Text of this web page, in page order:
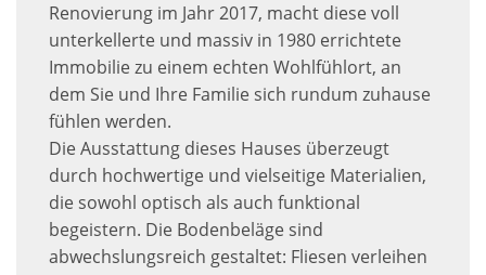
Renovierung im Jahr 2017, macht diese voll
unterkellerte und massiv in 1980 errichtete
Immobilie zu einem echten Wohlfühlort, an
dem Sie und Ihre Familie sich rundum zuhause
fühlen werden.
Die Ausstattung dieses Hauses überzeugt
durch hochwertige und vielseitige Materialien,
die sowohl optisch als auch funktional
begeistern. Die Bodenbeläge sind
abwechslungsreich gestaltet: Fliesen verleihen